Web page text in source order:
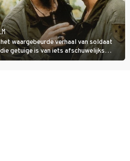
waargebeurde verhaal van soldaat
getuige is van iets afschuwelijks
besluit uit de school te klappen.